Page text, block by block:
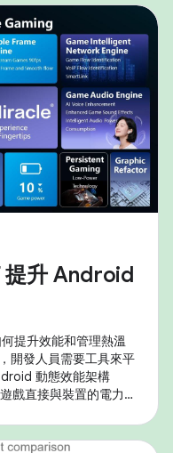
提升 Android
提升效能和管理熱溫
開發人員需要工具來平
動態效能架構
戲直接與裝置的電力和
驗。自 Android 14 開
API，包括效能提